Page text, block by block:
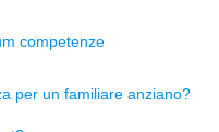
competenze
per un familiare anziano?